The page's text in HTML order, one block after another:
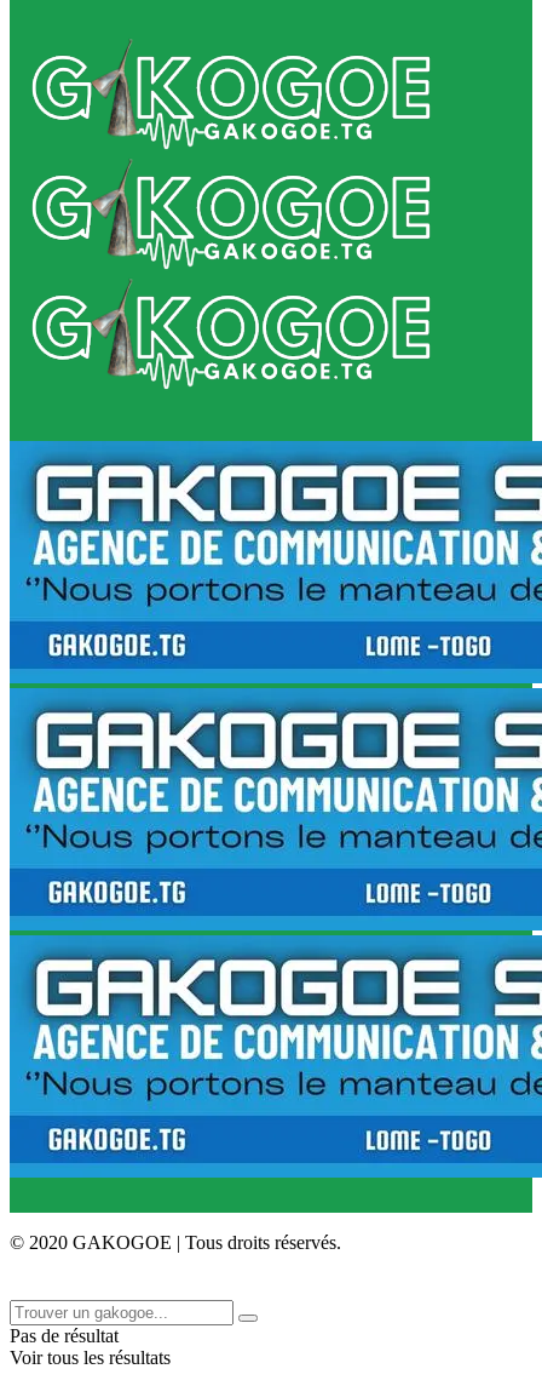
© 2020 GAKOGOE | Tous droits réservés.
Pas de résultat
Voir tous les résultats